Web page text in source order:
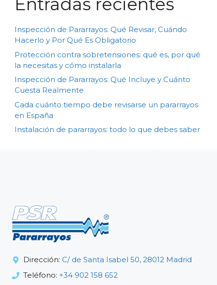
Entradas recientes
Inspección de Pararrayos: Qué Revisar, Cuándo
Hacerlo y Por Qué Es Obligatorio
Protección contra sobretensiones: qué es, por qué
la necesitas y cómo instalarla
Inspección de Pararrayos: Qué Incluye y Cuánto
Cuesta Realmente
Cada cuánto tiempo debe revisarse un pararrayos
en España
Instalación de pararrayos: todo lo que debes saber
Dirección: C/ de Santa Isabel 50, 28012 Madrid
Teléfono: +34 902 158 652